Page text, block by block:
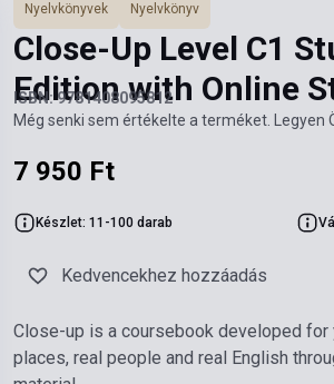
Nyelvkönyvek Nyelvkönyv
Close-Up Level C1
Edition with Online
ISBN: 9781408095812
Még senki sem értékelte a terméket. Legyen
7 950 Ft
Készlet: 11-100 darab
Kedvencekhez hozzáadás
Close-up is a coursebook developed
places, real people and real English